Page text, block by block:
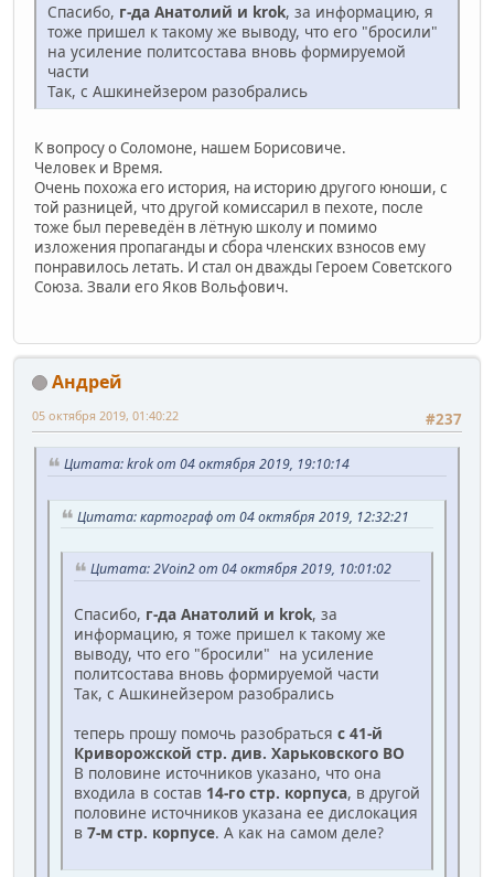
Спасибо, г-да Анатолий и krok, за информацию, я
тоже пришел к такому же выводу, что его "бросили"
на усиление политсостава вновь формируемой
части
Так, с Ашкинейзером разобрались
К вопросу о Соломоне, нашем Борисовиче.
Человек и Время.
Очень похожа его история, на историю другого юноши, с
той разницей, что другой комиссарил в пехоте, после
тоже был переведён в лётную школу и помимо
изложения пропаганды и сбора членских взносов ему
понравилось летать. И стал он дважды Героем Советского
Союза. Звали его Яков Вольфович.
Андрей
#237
05 октября 2019, 01:40:22
Цитата: krok от 04 октября 2019, 19:10:14
Цитата: картограф от 04 октября 2019, 12:32:21
Цитата: 2Voin2 от 04 октября 2019, 10:01:02
Спасибо, г-да Анатолий и krok, за
информацию, я тоже пришел к такому же
выводу, что его "бросили" на усиление
политсостава вновь формируемой части
Так, с Ашкинейзером разобрались
теперь прошу помочь разобраться с 41-й
Криворожской стр. див. Харьковского ВО
В половине источников указано, что она
входила в состав 14-го стр. корпуса, в другой
половине источников указана ее дислокация
в 7-м стр. корпусе. А как на самом деле?